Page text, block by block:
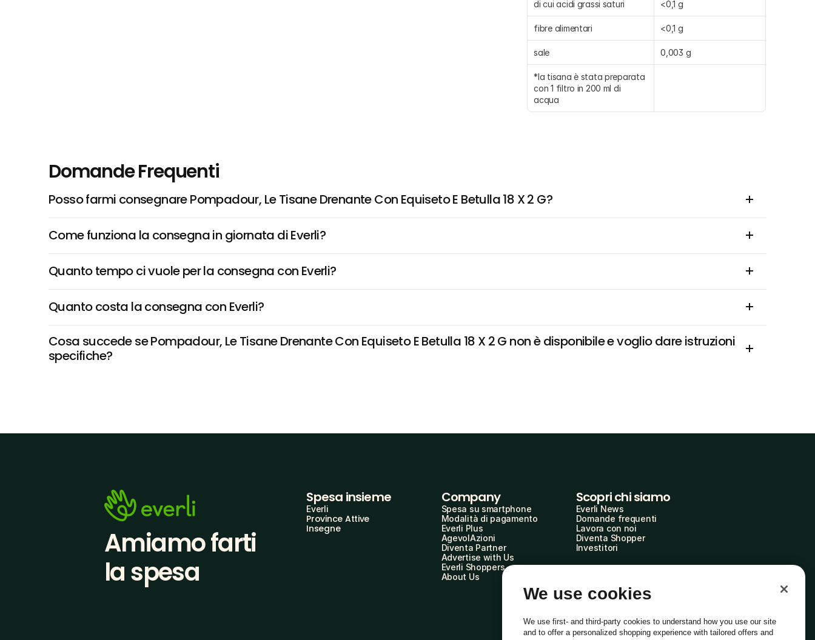
di cui acidi grassi saturi <0,1 g
fibre alimentari <0,1 g
sale 0,003 g
*la tisana è stata preparata
con 1 filtro in 200 ml di
acqua
Domande Frequenti
Posso farmi consegnare Pompadour, Le Tisane Drenante Con Equiseto E Betulla 18 X 2 G?
Come funziona la consegna in giornata di Everli?
Quanto tempo ci vuole per la consegna con Everli?
Quanto costa la consegna con Everli?
Cosa succede se Pompadour, Le Tisane Drenante Con Equiseto E Betulla 18 X 2 G non è disponibile e voglio dare istruzioni
specifiche?
Amiamo farti
la spesa
Spesa insieme
Everli
Province Attive
Insegne
Company
Spesa su smartphone
Modalità di pagamento
Everli Plus
AgevolAzioni
Diventa Partner
Advertise with Us
Everli Shoppers
About Us
Scopri chi siamo
Everli News
Domande frequenti
Lavora con noi
Diventa Shopper
Investitori
We use cookies
We use first- and third-party cookies to understand how you use our site
and to offer a personalized shopping experience with tailored offers and